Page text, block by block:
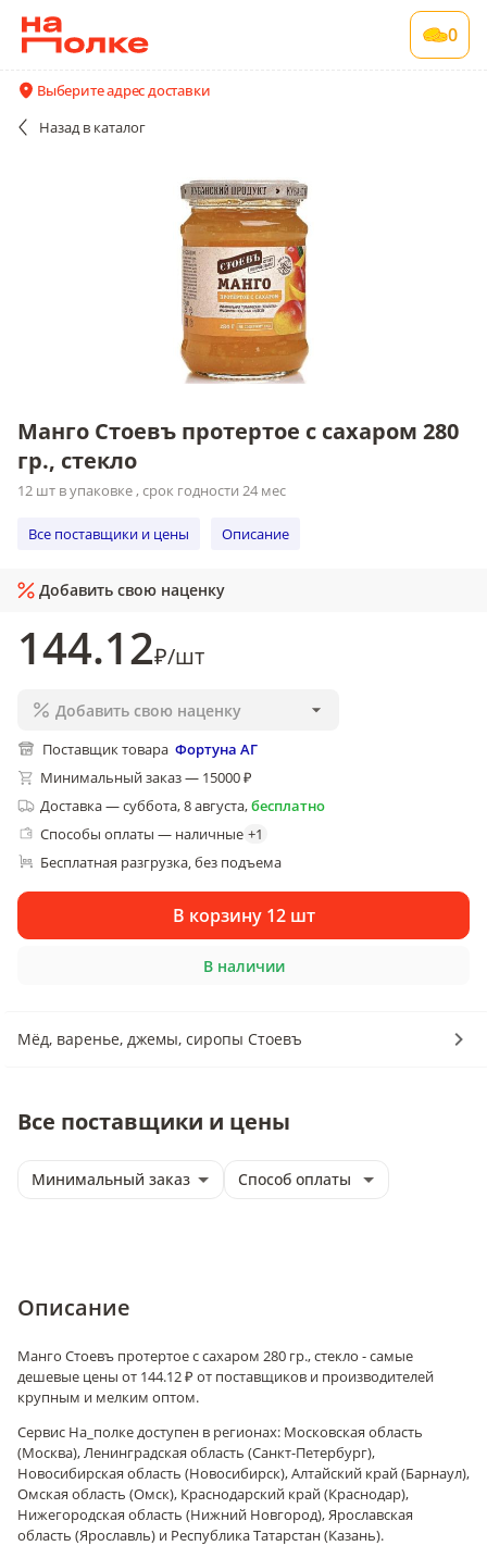
0
Выберите адрес доставки
Назад в каталог
Манго Стоевъ протертое с сахаром 280 гр.,
стекло
Манго Стоевъ протертое с сахаром 280
гр., стекло
12 шт в упаковке , срок годности 24 мес
Все поставщики и цены Описание
Добавить свою наценку
144.12₽/шт
Добавить свою наценку
Поставщик товара Фортуна АГ
Минимальный заказ — 15000 ₽
Доставка—суббота, 8 августа,бесплатно
Способы оплаты — наличные +1
Бесплатная разгрузка, без подъема
В корзину 12 шт
В наличии
Мёд, варенье, джемы, сиропы Стоевъ
Все поставщики и цены
Минимальный заказ Способ оплаты
Описание
Манго Стоевъ протертое с сахаром 280 гр., стекло - самые
дешевые цены от 144.12 ₽ от поставщиков и производителей
крупным и мелким оптом.
Сервис На_полке доступен в регионах: Московская область
(Москва), Ленинградская область (Санкт-Петербург),
Новосибирская область (Новосибирск), Алтайский край (Барнаул),
Омская область (Омск), Краснодарский край (Краснодар),
Нижегородская область (Нижний Новгород), Ярославская
область (Ярославль) и Республика Татарстан (Казань).